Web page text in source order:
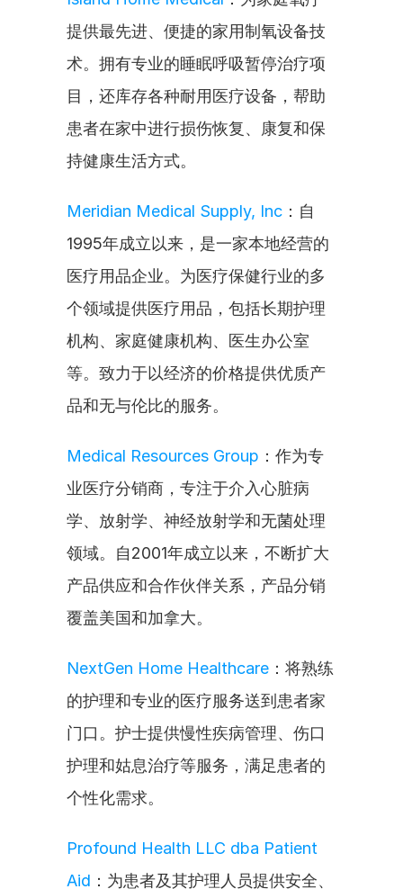
提供最先进、便捷的家用制氧设备技
术。拥有专业的睡眠呼吸暂停治疗项
目，还库存各种耐用医疗设备，帮助
患者在家中进行损伤恢复、康复和保
持健康生活方式。
Meridian Medical Supply, Inc ：自
1995年成立以来，是一家本地经营的
医疗用品企业。为医疗保健行业的多
个领域提供医疗用品，包括长期护理
机构、家庭健康机构、医生办公室
等。致力于以经济的价格提供优质产
品和无与伦比的服务。
Medical Resources Group ：作为专
业医疗分销商，专注于介入心脏病
学、放射学、神经放射学和无菌处理
领域。自2001年成立以来，不断扩大
产品供应和合作伙伴关系，产品分销
覆盖美国和加拿大。
NextGen Home Healthcare ：将熟练
的护理和专业的医疗服务送到患者家
门口。护士提供慢性疾病管理、伤口
护理和姑息治疗等服务，满足患者的
个性化需求。
Profound Health LLC dba Patient
Aid ：为患者及其护理人员提供安全、